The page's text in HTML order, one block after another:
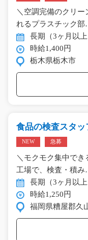
＼空調完備のクリー
れるプラスチック
長期（3ヶ月以上
時給1,400円
栃木県栃木市
食品の検査スタッ
NEW 急募
＼モクモク集中でき
工場で、検査・積
長期（3ヶ月以上
時給1,250円
福岡県糟屋郡久